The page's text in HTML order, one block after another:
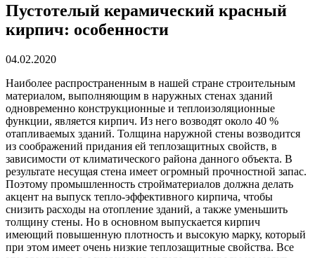
Пустотелый керамический красный
кирпич: особенности
04.02.2020
Наиболее распространенным в нашей стране строительным
материалом, выполняющим в наружных стенах зданий
одновременно конструкционные и теплоизоляционные
функции, является кирпич. Из него возводят около 40 %
отапливаемых зданий. Толщина наружной стены возводится
из соображений придания ей теплозащитных свойств, в
зависимости от климатического района данного объекта. В
результате несущая стена имеет огромный прочностной запас.
Поэтому промышленность стройматериалов должна делать
акцент на выпуск тепло-эффективного кирпича, чтобы
снизить расходы на отопление зданий, а также уменьшить
толщину стены. Но в основном выпускается кирпич
имеющий повышенную плотность и высокую марку, который
при этом имеет очень низкие теплозащитные свойства. Все